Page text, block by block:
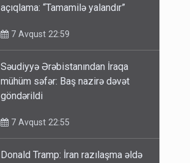
açıqlama: “Tamamilə yalandır”
7 Avqust 22:59
Səudiyyə Ərəbistanından İraqa
mühüm səfər: Baş nazirə dəvət
göndərildi
7 Avqust 22:55
Donald Tramp: İran razılaşma əldə